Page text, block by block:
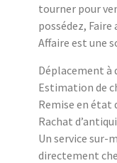
tourner pour
possédez,
Affaire est une
Déplacement à
Estimation de
Remise en état
Rachat
Un service sur-
directement